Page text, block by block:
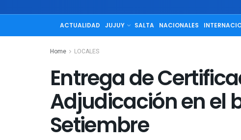
ACTUALIDAD JUJUY SALTA NACIONALES
Home LOCALES
Entrega de
Adjudicación en el
Setiembre